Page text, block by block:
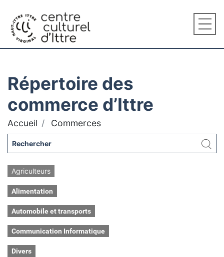
Répertoire des
commerce d’Ittre
Accueil Commerces
Agriculteurs
Alimentation
Automobile et transports
Communication Informatique
Divers